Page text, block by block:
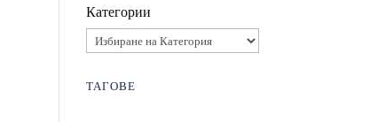
Категории
ТАГОВЕ